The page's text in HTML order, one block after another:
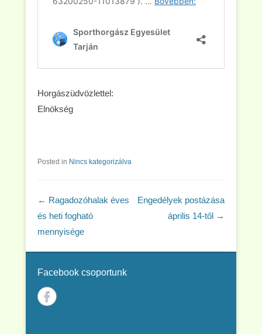
Horgászüdvözlettel:
Elnökség
Posted in Nincs kategorizálva
Post navigation
← Ragadozóhalak éves
és heti fogható
mennyisége
Engedélyek postázása
április 14-től →
Facebook csoportunk